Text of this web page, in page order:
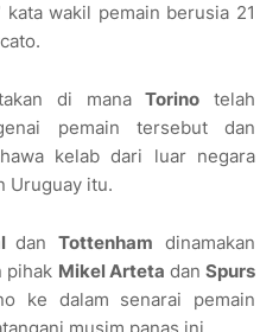
wakil pemain berusia 21
di manaTorino telah
pemain tersebut dan
kelab dari luar negara
Uruguay itu.
danTottenham dinamakan
pihak Mikel Arteta danSpurs
ke dalam senarai pemain